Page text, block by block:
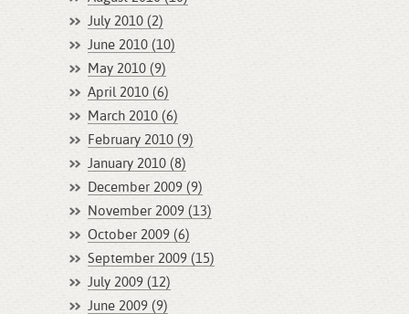
July 2010 (2)
June 2010 (10)
May 2010 (9)
April 2010 (6)
March 2010 (6)
February 2010 (9)
January 2010 (8)
December 2009 (9)
November 2009 (13)
October 2009 (6)
September 2009 (15)
July 2009 (12)
June 2009 (9)